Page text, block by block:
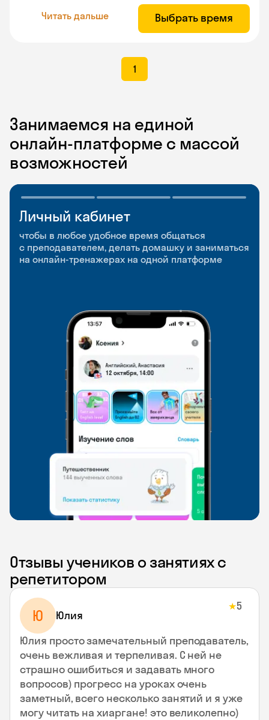
Читать дальше Выбрать время
1
Занимаемся на единой
онлайн-платформе с массой
возможностей
Личный кабинет
чтобы в любое удобное время общаться
с преподавателем, делать домашку и заниматься
на онлайн-тренажерах на одной платформе
Мобильное
приложение
чтобы заниматься и изучать новые слова где
и когда удобно
Разговорные клубы
и Talks
Групповые занятия для разговорной практики
и индивидуальные встречи с преподавателями
Отзывы учеников о занятиях с
репетитором
Ю Юлия
★5
Юлия просто замечательный преподаватель,
очень вежливая и терпеливая. С ней не
страшно ошибиться и задавать много
вопросов) прогресс на уроках очень
заметный, всего несколько занятий и я уже
могу читать на хиаргане! это великолепно)